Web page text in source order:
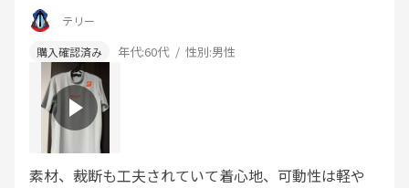
テリー
年代:60代 性別:男性
素材、裁断も工夫されていて着心地、可動性は軽や